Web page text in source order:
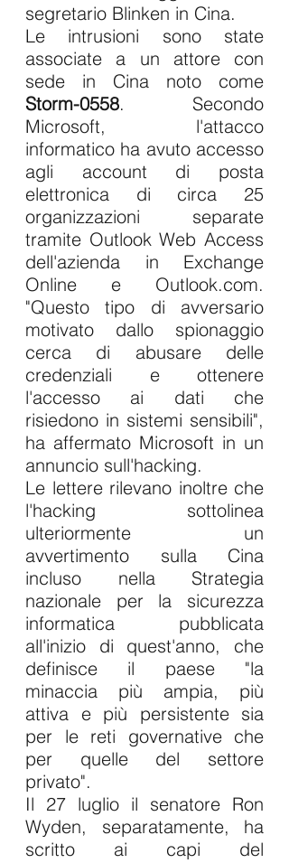
segretario Blinken in Cina.
Le intrusioni sono state
associate a un attore con
sede in Cina noto come
Storm-0558. Secondo
Microsoft, l'attacco
informatico ha avuto accesso
agli account di posta
elettronica di circa 25
organizzazioni separate
tramite Outlook Web Access
dell'azienda in Exchange
Online e Outlook.com.
"Questo tipo di avversario
motivato dallo spionaggio
cerca di abusare delle
credenziali e ottenere
l'accesso ai dati che
risiedono in sistemi sensibili",
ha affermato Microsoft in un
annuncio sull'hacking.
Le lettere rilevano inoltre che
l'hacking sottolinea
ulteriormente un
avvertimento sulla Cina
incluso nella Strategia
nazionale per la sicurezza
informatica pubblicata
all'inizio di quest'anno, che
definisce il paese "la
minaccia più ampia, più
attiva e più persistente sia
per le reti governative che
per quelle del settore
privato".
Il 27 luglio il senatore Ron
Wyden, separatamente, ha
scritto ai capi del